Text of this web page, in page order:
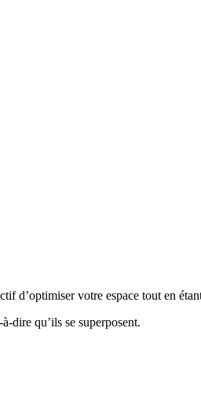
d’optimiser votre espace tout en
dire qu’ils se superposent.